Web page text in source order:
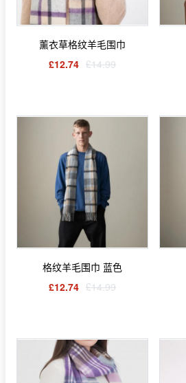
薰衣草格纹羊毛围巾
£12.74 £14.99
格纹羊毛围巾 蓝色
£12.74 £14.99